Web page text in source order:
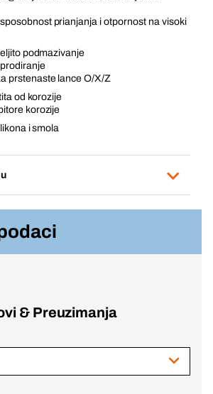
prianjanja i otpornost na visoki
podmazivanje
prstenaste lance O/X/Z
od korozije
korozije
i smola
& Preuzimanja